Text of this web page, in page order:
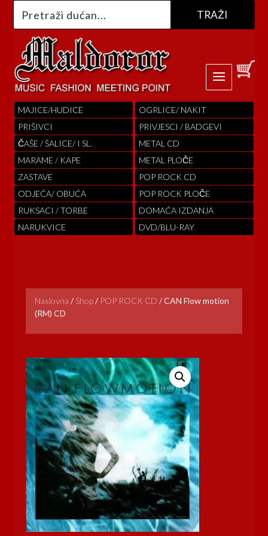
MAJICE/HUDICE
PRIŠIVCI
ČAŠE / ŠALICE/ I SL.
MARAME / KAPE
ZASTAVE
ODJEĆA/ OBUĆA
RUKSACI / TORBE
NARUKVICE
OGRLICE/ NAKIT
PRIVJESCI / BADGEVI
METAL CD
METAL PLOČE
POP ROCK CD
POP ROCK PLOČE
DOMAĆA IZDANJA
DVD/BLU-RAY
Naslovna / Shop/ POP ROCK CD /CAN Flow motion
(RM) CD